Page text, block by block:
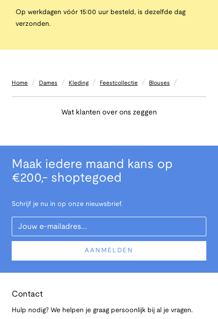
Op werkdagen vóór 15:00 uur besteld, is dezelfde dag
verzonden.
Home / Dames / Kleding / Feestcollectie / Blouses /
Wat klanten over ons zeggen
Maak iedere maand kans op
€200,- shoptegoed
Schrijf je nu in op onze nieuwsbrief.
Your Email
AANMELDEN
Contact
Hulp nodig? We helpen je graag persoonlijk bij al je vragen.